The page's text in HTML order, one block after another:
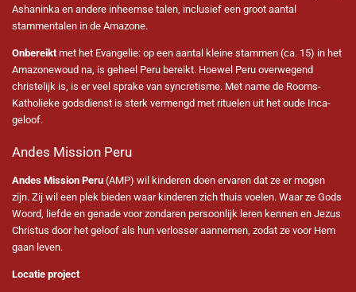
Ashaninka en andere inheemse talen, inclusief een groot aantal
stammentalen in de Amazone.
Onbereiktmet het Evangelie: op een aantal kleine stammen (ca. 15) in het
Amazonewoud na, is geheel Peru bereikt. Hoewel Peru overwegend
christelijk is, is er veel sprake van syncretisme. Met name de Rooms-
Katholieke godsdienst is sterk vermengd met rituelen uit het oude Inca-
geloof.
Andes Mission Peru
Andes Mission Peru (AMP) wil kinderen doen ervaren dat ze er mogen
zijn. Zij wil een plek bieden waar kinderen zich thuis voelen. Waar ze Gods
Woord, liefde en genade voor zondaren persoonlijk leren kennen en Jezus
Christus door het geloof als hun verlosser aannemen, zodat ze voor Hem
gaan leven.
Locatie project